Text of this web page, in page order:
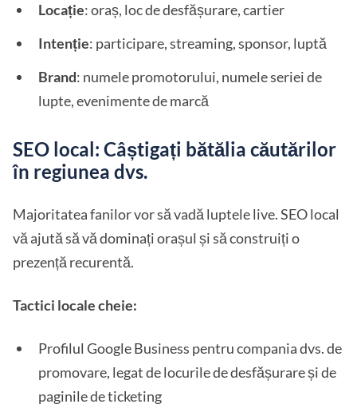
Locație: oraș, loc de desfășurare, cartier
Intenție: participare, streaming, sponsor, luptă
Brand: numele promotorului, numele seriei de
lupte, evenimente de marcă
SEO local: Câștigați bătălia căutărilor
în regiunea dvs.
Majoritatea fanilor vor să vadă luptele live. SEO local
vă ajută să vă dominați orașul și să construiți o
prezență recurentă.
Tactici locale cheie:
Profilul Google Business pentru compania dvs. de
promovare, legat de locurile de desfășurare și de
paginile de ticketing